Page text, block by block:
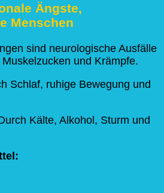
Ängste,
Menschen
sind neurologische Ausfälle
und Krämpfe.
Schlaf, ruhige Bewegung und
Kälte, Alkohol, Sturm und